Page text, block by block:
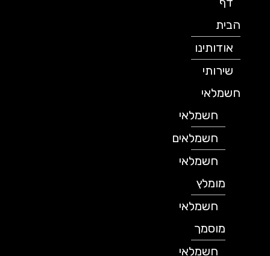
הבית
אודותינו
שירותי
חשמלאי
חשמלאי
חשמלאים
חשמלאי
מומלץ
חשמלאי
מוסמך
חשמלאי